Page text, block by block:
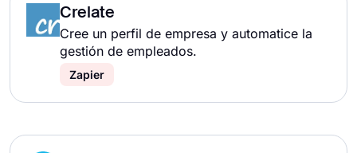
Crelate
Cree un perfil de empresa y automatice la
gestión de empleados.
Zapier